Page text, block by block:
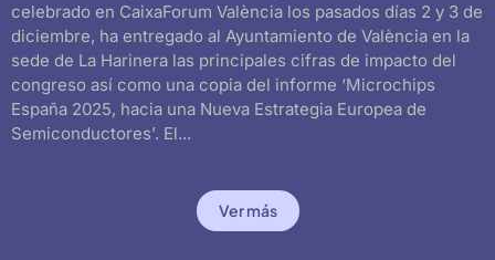
celebrado en CaixaForum València los pasados días 2 y 3 de
diciembre, ha entregado al Ayuntamiento de València en la
sede de La Harinera las principales cifras de impacto del
congreso así como una copia del informe ‘Microchips
España 2025, hacia una Nueva Estrategia Europea de
Semiconductores’. El...
Ver más